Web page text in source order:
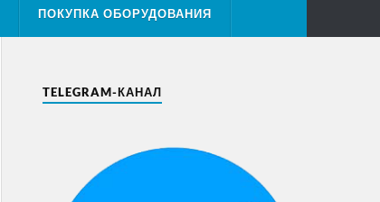
ПОКУПКА ОБОРУДОВАНИЯ
TELEGRAM-КАНАЛ